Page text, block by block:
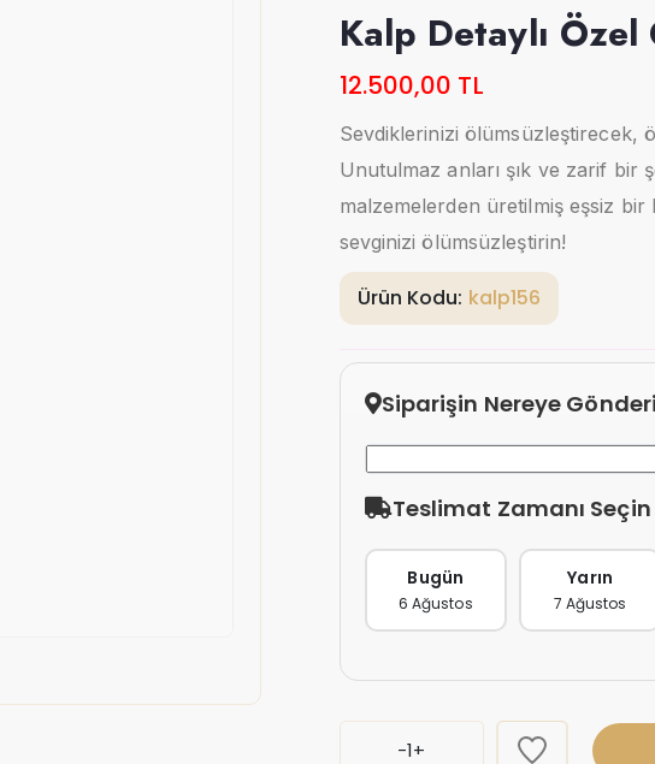
Kalp Detaylı Özel
12.500,00 TL
Sevdiklerinizi ölümsüzleştirecek,
Unutulmaz anları şık ve zarif bir
malzemelerden üretilmiş eşsiz bir
sevginizi ölümsüzleştirin!
Ürün Kodu: kalp156
Siparişin Nereye
Teslimat Zamanı Seçin
Bugün
6 Ağustos
Yarın
7 Ağustos
-1+